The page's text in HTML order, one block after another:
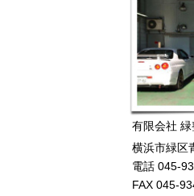
有限会社
横浜市緑区
電話 045-
FAX 045-